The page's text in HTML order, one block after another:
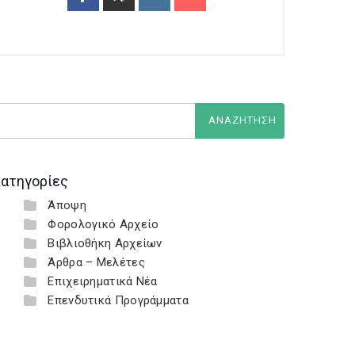
Άποψη
Φορολογικό Αρχείο
Βιβλιοθήκη Αρχείων
Άρθρα – Μελέτες
Επιχειρηματικά Νέα
Επενδυτικά Προγράμματα